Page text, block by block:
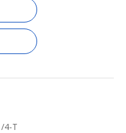
4-T